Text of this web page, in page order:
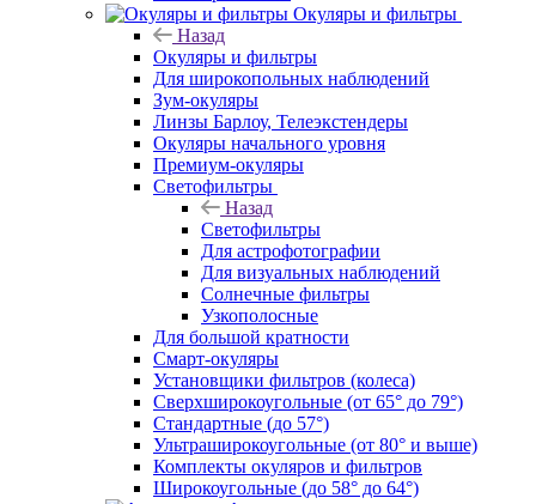
Окуляры и фильтры
Назад
Окуляры и фильтры
Для широкопольных наблюдений
Зум-окуляры
Линзы Барлоу, Телеэкстендеры
Окуляры начального уровня
Премиум-окуляры
Светофильтры
Назад
Светофильтры
Для астрофотографии
Для визуальных наблюдений
Солнечные фильтры
Узкополосные
Для большой кратности
Смарт-окуляры
Установщики фильтров (колеса)
Сверхширокоугольные (от 65° до 79°)
Стандартные (до 57°)
Ультраширокоугольные (от 80° и выше)
Комплекты окуляров и фильтров
Широкоугольные (до 58° до 64°)